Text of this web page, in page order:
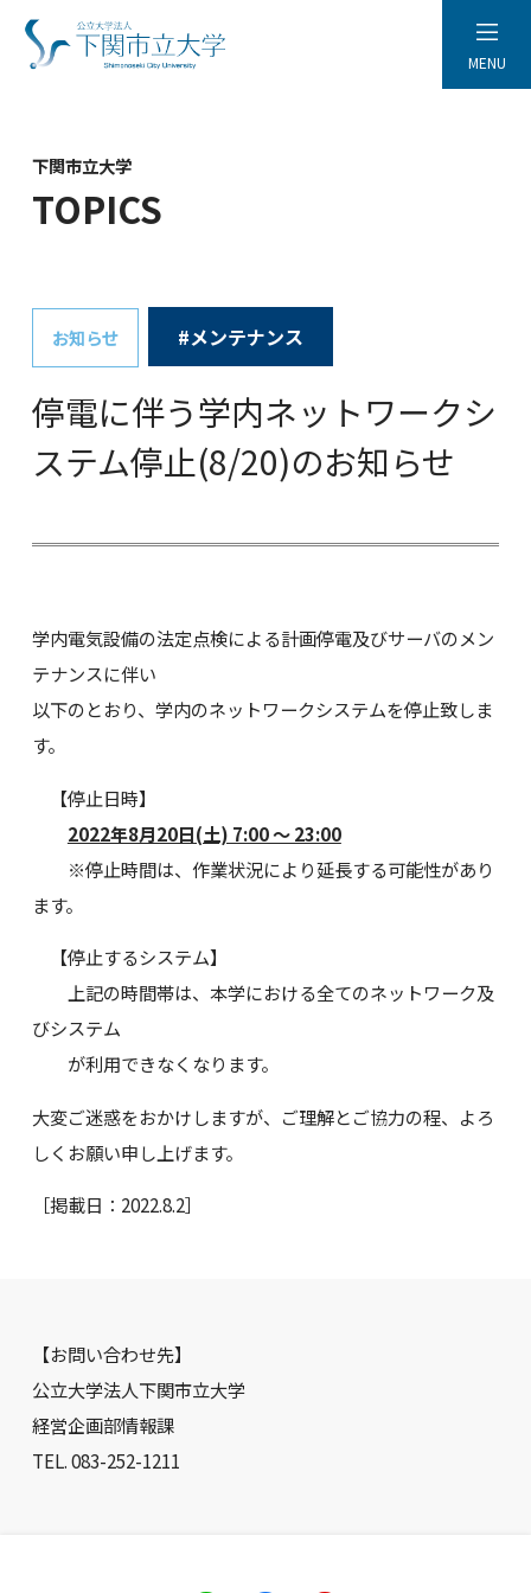
MENU
下関市立大学
TOPICS
お知らせ #メンテナンス
停電に伴う学内ネットワークシ
ステム停止(8/20)のお知らせ
学内電気設備の法定点検による計画停電及びサーバのメン
テナンスに伴い
以下のとおり、学内のネットワークシステムを停止致しま
す。
【停止日時】
2022年8月20日(土) 7:00 ～ 23:00
※停止時間は、作業状況により延長する可能性があり
ます。
【停止するシステム】
上記の時間帯は、本学における全てのネットワーク及
びシステム
が利用できなくなります。
大変ご迷惑をおかけしますが、ご理解とご協力の程、よろ
しくお願い申し上げます。
［掲載日：2022.8.2］
【お問い合わせ先】
公立大学法人下関市立大学
経営企画部情報課
TEL. 083-252-1211